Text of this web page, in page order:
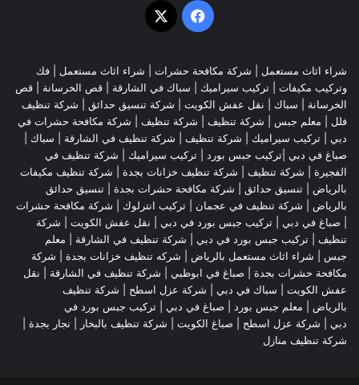
فيسبوك
‫X
شراء اثاث مستعمل شركة مكافحة حشرات شراء اثاث مستعمل
فك
وتركيب مكيفات | تركيب سيراميك | سباك في الشارقة قص الخرسانة | قص
الخرسانة | سباك نقل عفش الكويت شركة تنسيق حدائق
شركة تنظيف
فلل
معلم جبس شركة تنظيف شركة تنظيف
شركة مكافحة حشرات في
دبي
تركيب سيراميك شركة تنظيف شركة تنظيف في الشارقة | سباك |
صباغ في دبي |تركيب جبس بورد | تركيب سيراميك
شركة تنظيف في
الفجيرة
شركة تنظيف شركة تنظيف خزانات بجدة
شركة تنظيف مكيفات
بالرياض
تنسيق حدائق شركة مكافحة حشرات بجدة
تنسيق حدائق
بالرياض
شركة تنظيف في عجمان | تركيب انترلوك | شركة مكافحة حشرات
صباغ في دبي تركيب جبس بورد في دبي نقل عفش الكويت
شركة
تنظيف
تركيب جبس بورد في دبي شركة تنظيف في الشارقة
معلم
جبس
شراء اثاث مستعمل بالرياض شركه تنظيف خزانات بجدة
شركة
مكافحة حشرات بجدة
صباغ في ابوظبي شركة تنظيف في الشارقة
نقل
عفش الكويت | سباك في دبي | شركة عزل اسطح
شركة تنظيف
بالرياض
معلم جبس بورد صباغ في دبي
تركيب جبس بورد في
دبي
شركة عزل اسطح صباغ الكويت شركة تنظيف بالبخار نجار بجدة
شركة تنظيف منازل